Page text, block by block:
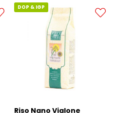
DOP & IGP
Riso Nano Vialone